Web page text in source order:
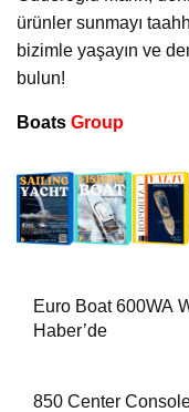
ürünler sunmayı
bizimle yaşayın ve
bulun!
Boats Group
Euro Boat 600WA
Haber’de
850 Center